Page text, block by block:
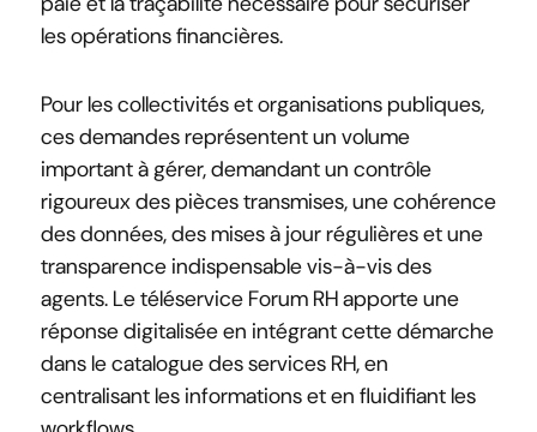
les opérations financières.
Pour les collectivités et organisations publiques,
ces demandes représentent un volume
important à gérer, demandant un contrôle
rigoureux des pièces transmises, une cohérence
des données, des mises à jour régulières et une
transparence indispensable vis-à-vis des
agents. Le téléservice Forum RH apporte une
réponse digitalisée en intégrant cette démarche
dans le catalogue des services RH, en
centralisant les informations et en fluidifiant les